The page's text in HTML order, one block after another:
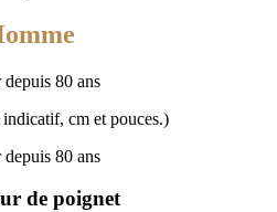
cm et pouces.)
de poignet